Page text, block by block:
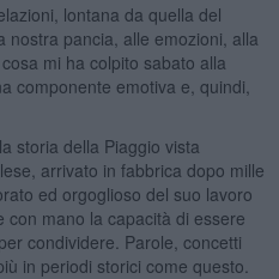
lontana da quella del
nostra pancia, alle emozioni, alla
mi ha colpito sabato alla
componente emotiva e, quindi,
storia della Piaggio vista
arrivato in fabbrica dopo mille
ed orgoglioso del suo lavoro
mano la capacità di essere
condividere. Parole, concetti
in periodi storici come questo.